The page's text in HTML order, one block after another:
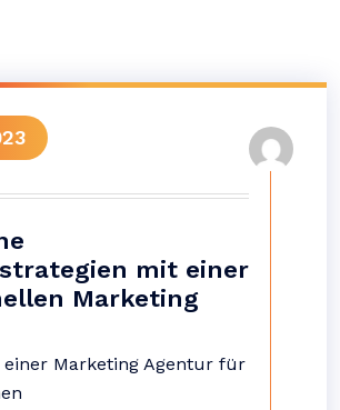
mit einer
Marketing
einer Marketing Agentur für